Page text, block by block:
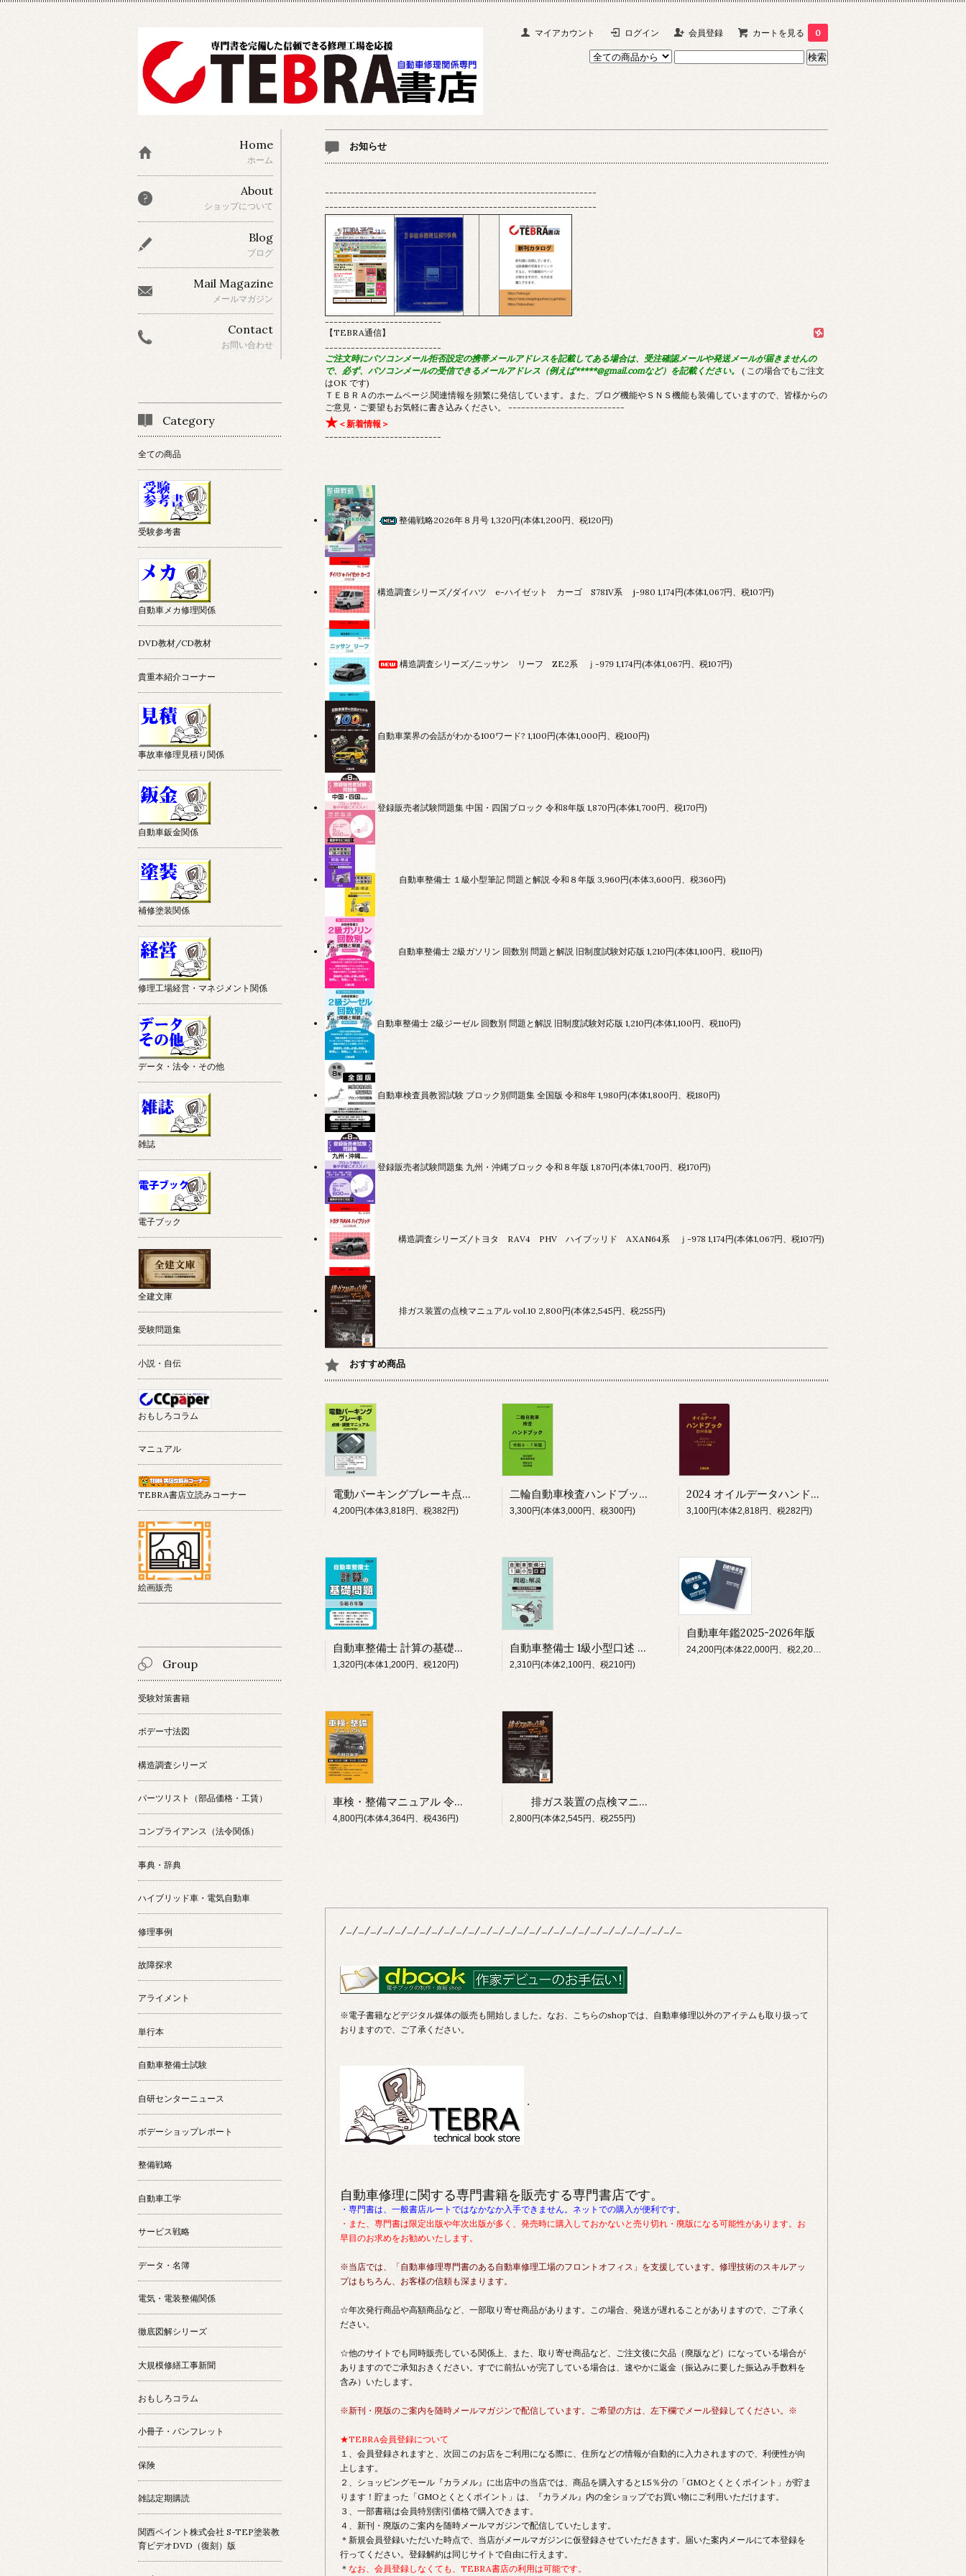
マイアカウント ログイン 会員登録 カートを見る 0
お知らせ
---------------------------------------------------------------
---------------------------------------------------------------
---------------------------
【TEBRA通信】
---------------------------
ご注文時にパソコンメール拒否設定の携帯メールアドレスを記載してある場合は、受注確認メールや発送メールが届きませんの
で、必ず、パソコンメールの受信できるメールアドレス（例えば*****@gmail.comなど）を記載ください。
( この場合でもご注文
はOK です)
ＴＥＢＲＡのホームページ.関連情報を頻繁に発信しています。また、ブログ機能やＳＮＳ機能も装備していますので、皆様からの
ご意見・ご要望もお気軽に書き込みください。
---------------------------
★ ＜新着情報＞
---------------------------
整備戦略2026年８月号 1,320円(本体1,200円、税120円)
構造調査シリーズ/ダイハツ e-ハイゼット カーゴ S781V系 j-980 1,174円(本体1,067円、税107円)
構造調査シリーズ/ニッサン リーフ ZE2系 ｊ-979 1,174円(本体1,067円、税107円)
自動車業界の会話がわかる100ワード? 1,100円(本体1,000円、税100円)
登録販売者試験問題集 中国・四国ブロック 令和8年版 1,870円(本体1,700円、税170円)
自動車整備士 １級小型筆記 問題と解説 令和８年版 3,960円(本体3,600円、税360円)
自動車整備士 2級ガソリン 回数別 問題と解説 旧制度試験対応版 1,210円(本体1,100円、税110円)
自動車整備士 2級ジーゼル 回数別 問題と解説 旧制度試験対応版 1,210円(本体1,100円、税110円)
自動車検査員教習試験 ブロック別問題集 全国版 令和8年 1,980円(本体1,800円、税180円)
登録販売者試験問題集 九州・沖縄ブロック 令和８年版 1,870円(本体1,700円、税170円)
構造調査シリーズ/トヨタ RAV4 PHV ハイブッリド AXAN64系 ｊ-978 1,174円(本体1,067円、税107円)
排ガス装置の点検マニュアル vol.10 2,800円(本体2,545円、税255円)
おすすめ商品
電動パーキングブレーキ点検・調整マニュアル 2024年版
4,200円(本体3,818円、税382円)
二輪自動車検査ハンドブック 令和６・７年版
3,300円(本体3,000円、税300円)
2024 オイルデータハンドブック 欧州車編
3,100円(本体2,818円、税282円)
自動車整備士 計算の基礎と問題 令和８年版
1,320円(本体1,200円、税120円)
自動車整備士 1級小型口述 問題と解説 令和８年５月受験版
2,310円(本体2,100円、税210円)
自動車年鑑2025-2026年版
24,200円(本体22,000円、税2,200円)
車検・整備マニュアル 令和元年車（日産／ホンダ／三菱／マツダ／スズキ編）
4,800円(本体4,364円、税436円)
排ガス装置の点検マニュアル vol.10
2,800円(本体2,545円、税255円)
/_/_/_/_/_/_/_/_/_/_/_/_/_/_/_/_/_/_/_/_/_/_/_/_/_/_/_/_
※電子書籍などデジタル媒体の販売も開始しました。なお、こちらのshopでは、自動車修理以外のアイテムも取り扱って
おりますので、ご了承ください。
・
自動車修理に関する専門書籍を販売する専門書店です。
・専門書は、一般書店ルートではなかなか入手できません。ネットでの購入が便利です。
・また、専門書は限定出版や年次出版が多く、発売時に購入しておかないと売り切れ・廃版になる可能性があります。お
早目のお求めをお勧めいたします。
※当店では、「自動車修理専門書のある自動車修理工場のフロントオフィス」を支援しています。修理技術のスキルアッ
プはもちろん、お客様の信頼も深まります。
☆年次発行商品や高額商品など、一部取り寄せ商品があります。この場合、発送が遅れることがありますので、ご了承く
ださい。
☆他のサイトでも同時販売している関係上、また、取り寄せ商品など、ご注文後に欠品（廃版など）になっている場合が
ありますのでご承知おきください。すでに前払いが完了している場合は、速やかに返金（振込みに要した振込み手数料を
含み）いたします。
※新刊・廃版のご案内を随時メールマガジンで配信しています。ご希望の方は、左下欄でメール登録してください。※
★TEBRA会員登録について
１、会員登録されますと、次回このお店をご利用になる際に、住所などの情報が自動的に入力されますので、利便性が向
上します。
２、ショッピングモール『カラメル』に出店中の当店では、商品を購入すると1.5％分の「GMOとくとくポイント」が貯ま
ります！貯まった「GMOとくとくポイント」は、『カラメル』内の全ショップでお買い物にご利用いただけます。
３、一部書籍は会員特別割引価格で購入できます。
４、新刊・廃版のご案内を随時メールマガジンで配信していたします。
＊新規会員登録いただいた時点で、当店がメールマガジンに仮登録させていただきます。届いた案内メールにて本登録を
行ってください。登録解約は同じサイトで自由に行えます。
＊ なお、会員登録しなくても、TEBRA書店の利用は可能です。
Home
ホーム
About
ショップについて
Blog
ブログ
Mail Magazine
メールマガジン
Contact
お問い合わせ
Category
全ての商品
受験参考書
自動車メカ修理関係
DVD教材/CD教材
貴重本紹介コーナー
事故車修理見積り関係
自動車鈑金関係
補修塗装関係
修理工場経営・マネジメント関係
データ・法令・その他
雑誌
電子ブック
全建文庫
受験問題集
小説・自伝
おもしろコラム
マニュアル
TEBRA書店立読みコーナー
絵画販売
Group
受験対策書籍
ボデー寸法図
構造調査シリーズ
パーツリスト（部品価格・工賃）
コンプライアンス（法令関係）
事典・辞典
ハイブリッド車・電気自動車
修理事例
故障探求
アライメント
単行本
自動車整備士試験
自研センターニュース
ボデーショップレポート
整備戦略
自動車工学
サービス戦略
データ・名簿
電気・電装整備関係
徹底図解シリーズ
大規模修繕工事新聞
おもしろコラム
小冊子・パンフレット
保険
雑誌定期購読
関西ペイント株式会社 S-TEP塗装教
育ビデオDVD（復刻）版